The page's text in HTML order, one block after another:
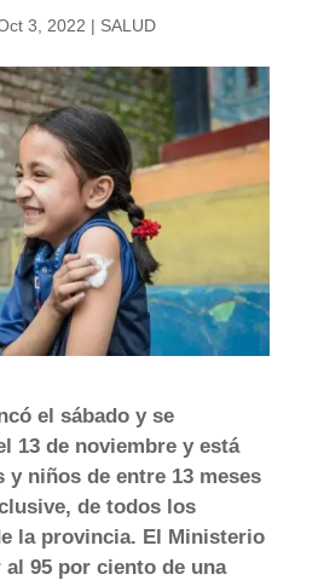
3, 2022 | SALUD
el sábado y se
13 de noviembre y está
y niños de entre 13 meses
de todos los
la provincia. El Ministerio
al 95 por ciento de una